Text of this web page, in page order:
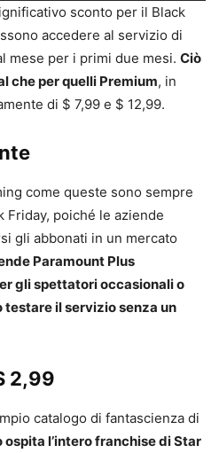
sconto per il Black
accedere al servizio di
mese per i primi due mesi. Ciò
che per quelli Premium, in
di $ 7,99 e $ 12,99.
come queste sono sempre
Friday, poiché le aziende
gli abbonati in un mercato
Paramount Plus
gli spettatori occasionali o
il servizio senza un
2,99
catalogo di fantascienza di
ospita l’intero franchise di Star